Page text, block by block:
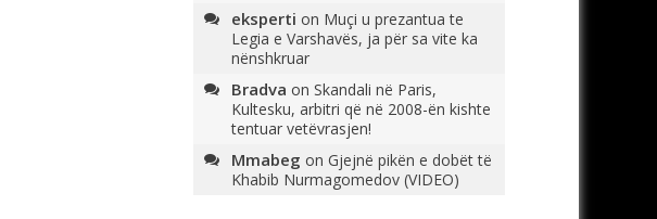
eksperti on Muçi u prezantua te
Legia e Varshavës, ja për sa vite ka
nënshkruar
Bradva on Skandali në Paris,
Kultesku, arbitri që në 2008-ën kishte
tentuar vetëvrasjen!
Mmabeg on Gjejnë pikën e dobët të
Khabib Nurmagomedov (VIDEO)